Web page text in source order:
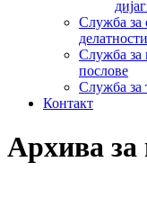
Служба за
делатности
Служба за
послове
Служба за
Контакт
Архива за